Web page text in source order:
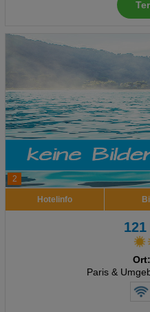
2
Hotelinfo
Ort:
Paris &